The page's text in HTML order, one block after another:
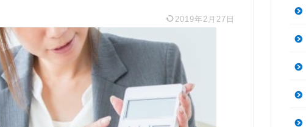
2019年2月27日